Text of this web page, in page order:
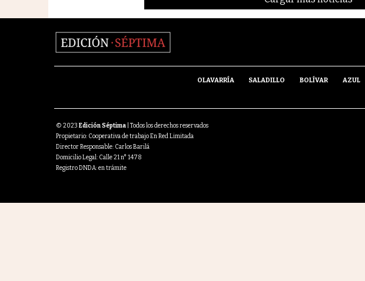
OLAVARRÍA SALADILLO BOLÍVAR AZUL
© 2023 Edición Séptima | Todos los derechos reservados
Propietario: Cooperativa de trabajo En Red Limitada
Director Responsable: Carlos Barilá
Domicilio Legal: Calle 21 n° 1478
Registro DNDA: en trámite